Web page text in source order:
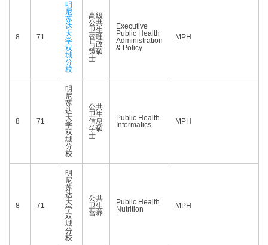
8 71
明
尼
苏
达
大
学
双
城
分
校
高级
公共
卫生
管理
与政
策硕
士
Executive
Public Health
Administration
& Policy
MPH
8 71
明
尼
苏
达
大
学
双
城
分
校
公共
卫生
信息
学硕
士
Public Health
Informatics
MPH
8 71
明
尼
苏
达
大
学
双
城
分
校
公共
卫生
营养
Public Health
Nutrition
MPH